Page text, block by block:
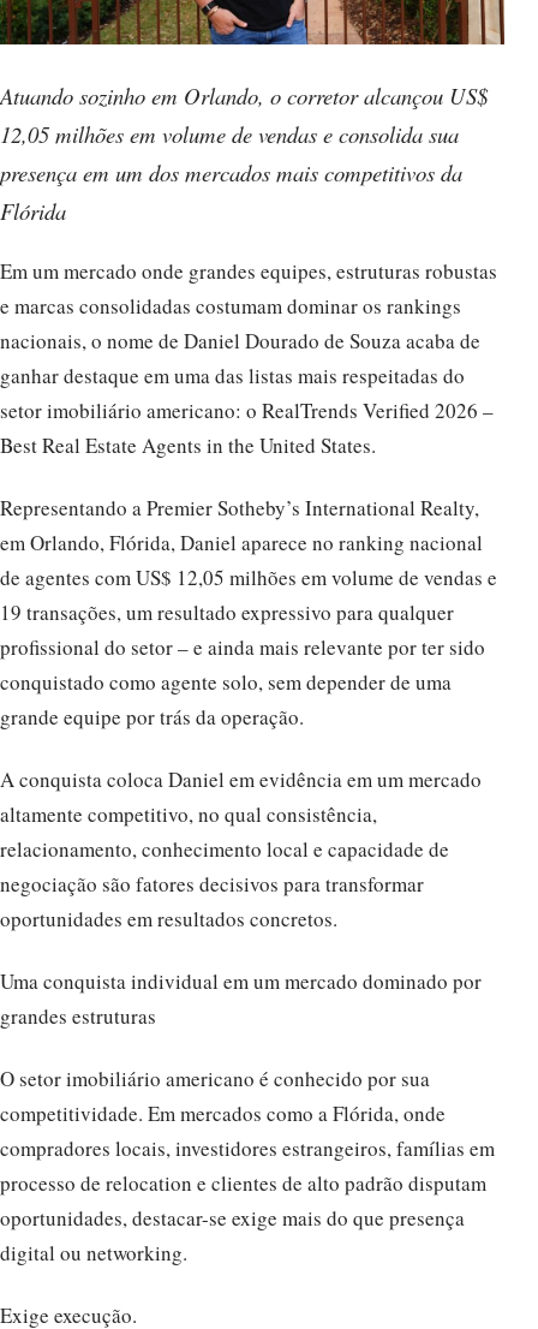
Atuando sozinho em Orlando, o corretor alcançou US$
12,05 milhões em volume de vendas e consolida sua
presença em um dos mercados mais competitivos da
Flórida
Em um mercado onde grandes equipes, estruturas robustas
e marcas consolidadas costumam dominar os rankings
nacionais, o nome de Daniel Dourado de Souza acaba de
ganhar destaque em uma das listas mais respeitadas do
setor imobiliário americano: o RealTrends Verified 2026 –
Best Real Estate Agents in the United States.
Representando a Premier Sotheby’s International Realty,
em Orlando, Flórida, Daniel aparece no ranking nacional
de agentes com US$ 12,05 milhões em volume de vendas e
19 transações, um resultado expressivo para qualquer
profissional do setor – e ainda mais relevante por ter sido
conquistado como agente solo, sem depender de uma
grande equipe por trás da operação.
A conquista coloca Daniel em evidência em um mercado
altamente competitivo, no qual consistência,
relacionamento, conhecimento local e capacidade de
negociação são fatores decisivos para transformar
oportunidades em resultados concretos.
Uma conquista individual em um mercado dominado por
grandes estruturas
O setor imobiliário americano é conhecido por sua
competitividade. Em mercados como a Flórida, onde
compradores locais, investidores estrangeiros, famílias em
processo de relocation e clientes de alto padrão disputam
oportunidades, destacar-se exige mais do que presença
digital ou networking.
Exige execução.